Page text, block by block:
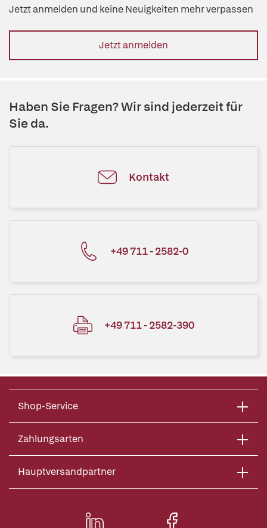
Jetzt anmelden und keine Neuigkeiten mehr verpassen
Jetzt anmelden
Haben Sie Fragen? Wir sind jederzeit für
Sie da.
Kontakt
+49 711 - 2582-0
+49 711 - 2582-390
Shop-Service
Zahlungsarten
Hauptversandpartner